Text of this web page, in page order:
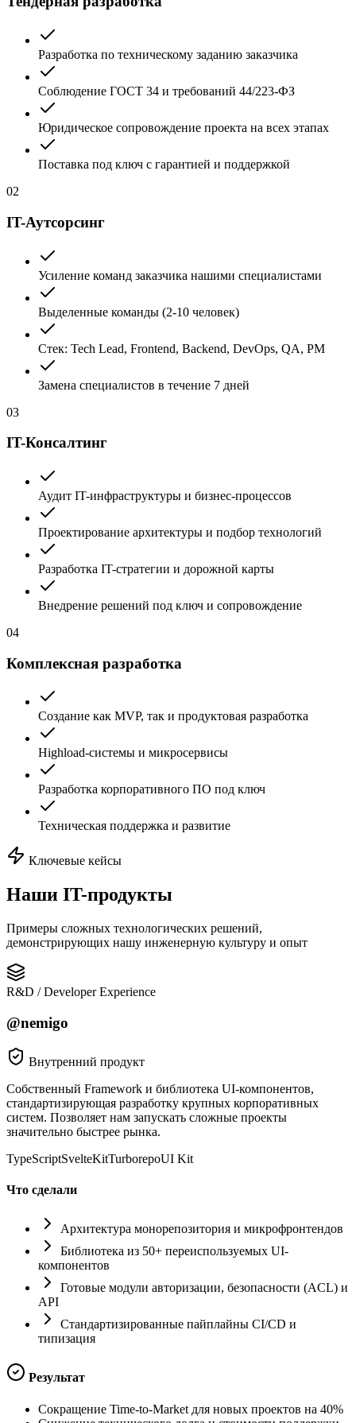
Разработка по техническому заданию заказчика
Соблюдение ГОСТ 34 и требований 44/223-ФЗ
Юридическое сопровождение проекта на всех этапах
Поставка под ключ с гарантией и поддержкой
02
IT-Аутсорсинг
Усиление команд заказчика нашими специалистами
Выделенные команды (2-10 человек)
Стек: Tech Lead, Frontend, Backend, DevOps, QA, PM
Замена специалистов в течение 7 дней
03
IT-Консалтинг
Аудит IT-инфраструктуры и бизнес-процессов
Проектирование архитектуры и подбор технологий
Разработка IT-стратегии и дорожной карты
Внедрение решений под ключ и сопровождение
04
Комплексная разработка
Создание как MVP, так и продуктовая разработка
Highload-системы и микросервисы
Разработка корпоративного ПО под ключ
Техническая поддержка и развитие
Ключевые кейсы
Наши IT-продукты
Примеры сложных технологических решений,
демонстрирующих нашу инженерную культуру и опыт
R&D / Developer Experience
@nemigo
Внутренний продукт
Собственный Framework и библиотека UI-компонентов,
стандартизирующая разработку крупных корпоративных
систем. Позволяет нам запускать сложные проекты
значительно быстрее рынка.
TypeScriptSvelteKitTurborepoUI Kit
Что сделали
Архитектура монорепозитория и микрофронтендов
Библиотека из 50+ переиспользуемых UI-
компонентов
Готовые модули авторизации, безопасности (ACL) и
API
Стандартизированные пайплайны CI/CD и
типизация
Результат
Сокращение Time-to-Market для новых проектов на 40%